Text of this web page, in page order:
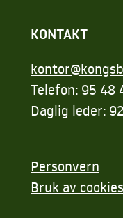
KONTAKT
Telefon: 95 48
Daglig leder:
Personvern
Bruk av cookies